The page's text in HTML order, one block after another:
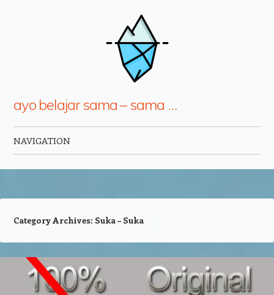
ayo belajar sama – sama …
NAVIGATION
Category Archives: Suka – Suka